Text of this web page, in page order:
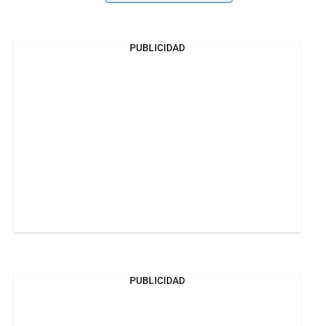
PUBLICIDAD
PUBLICIDAD